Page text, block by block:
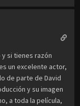
si tienes razón
un excelente actor,
de parte de David
y su imagen
a toda la película,